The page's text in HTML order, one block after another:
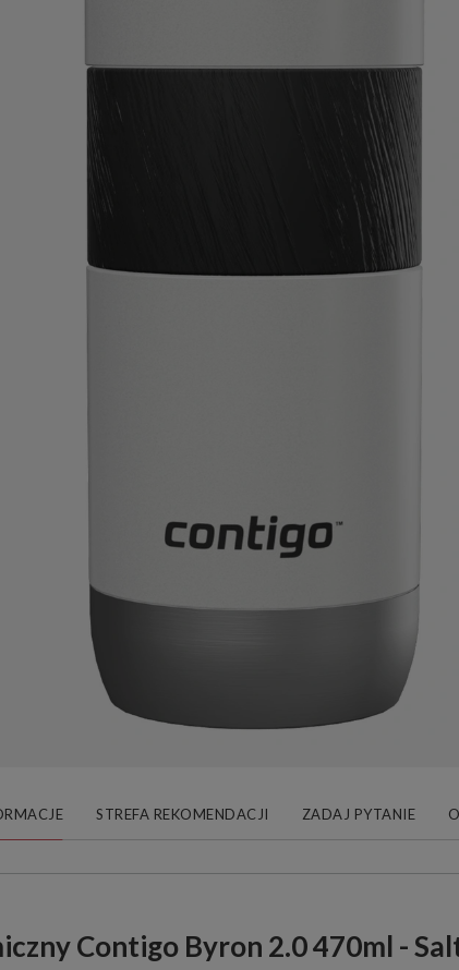
STREFA REKOMENDACJI ZADAJ PYTANIE
Contigo Byron 2.0 470ml -